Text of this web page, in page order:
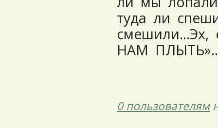
туда ли
смешили…Эх,
НАМ
0 пользователям